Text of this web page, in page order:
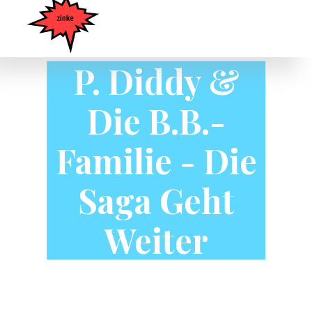
P. Diddy &
Die B.B.-
Familie - Die
Saga Geht
Weiter